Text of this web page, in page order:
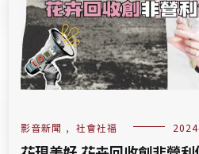
影音新聞 , 社會社福